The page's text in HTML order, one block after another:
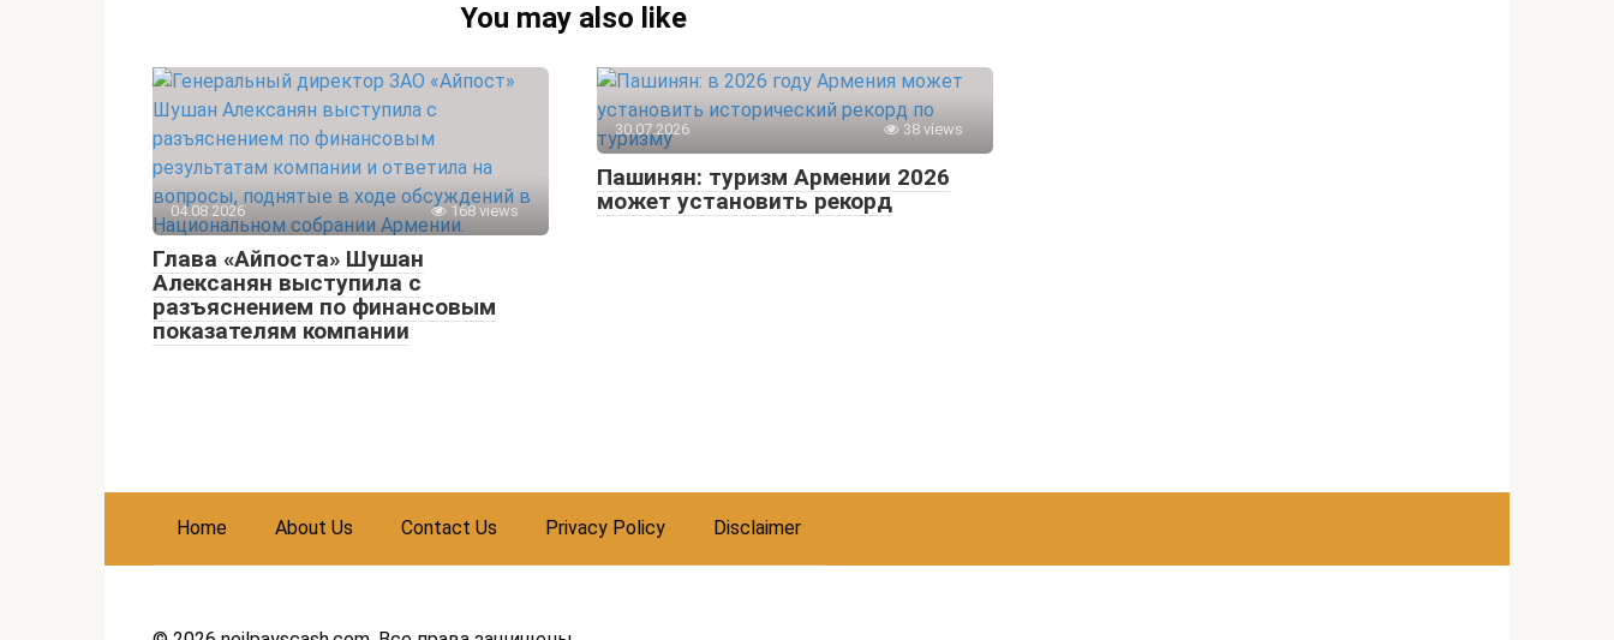
You may also like
04.08.2026 168 views
Глава «Айпоста» Шушан
Алексанян выступила с
разъяснением по финансовым
показателям компании
30.07.2026 38 views
Пашинян: туризм Армении 2026
может установить рекорд
Home About Us Contact Us Privacy Policy Disclaimer